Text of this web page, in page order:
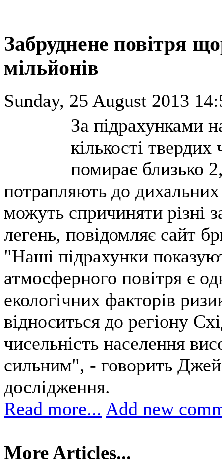
Забруднене повітря
мільйонів
Sunday, 25 August 2013
За підрахунками
кількості
помирає близько
потрапляють до
можуть спричиняти різні
легень, повідомляє сайт
"Наші підрахунки
атмосферного повітря є
екологічних факторів
відноситься до регіону
чисельність населення
сильним", - говорить
дослідження.
Read more... Add new
More Articles...